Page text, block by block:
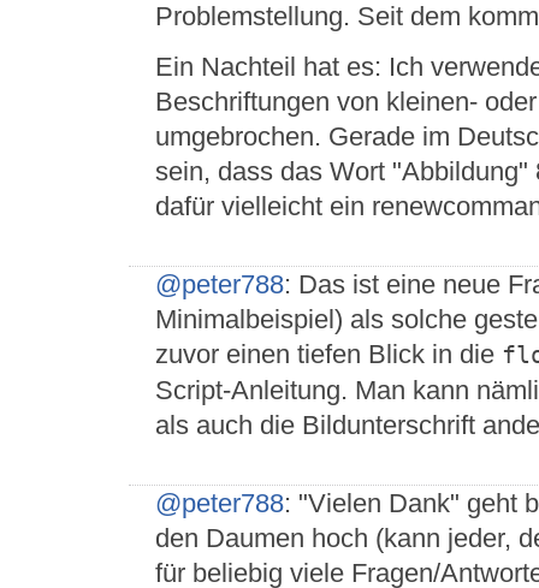
Problemstellung. Seit dem
Ein Nachteil hat es: Ich
Beschriftungen von kleinen-
umgebrochen. Gerade im
sein, dass das Wort
dafür vielleicht ein
@peter788: Das ist eine neue
Minimalbeispiel) als solche
zuvor einen tiefen Blick in die
Script-Anleitung. Man kann
als auch die Bildunterschrift
@peter788: "Vielen Dank" geht
den Daumen hoch (kann jeder,
für beliebig viele Fragen/